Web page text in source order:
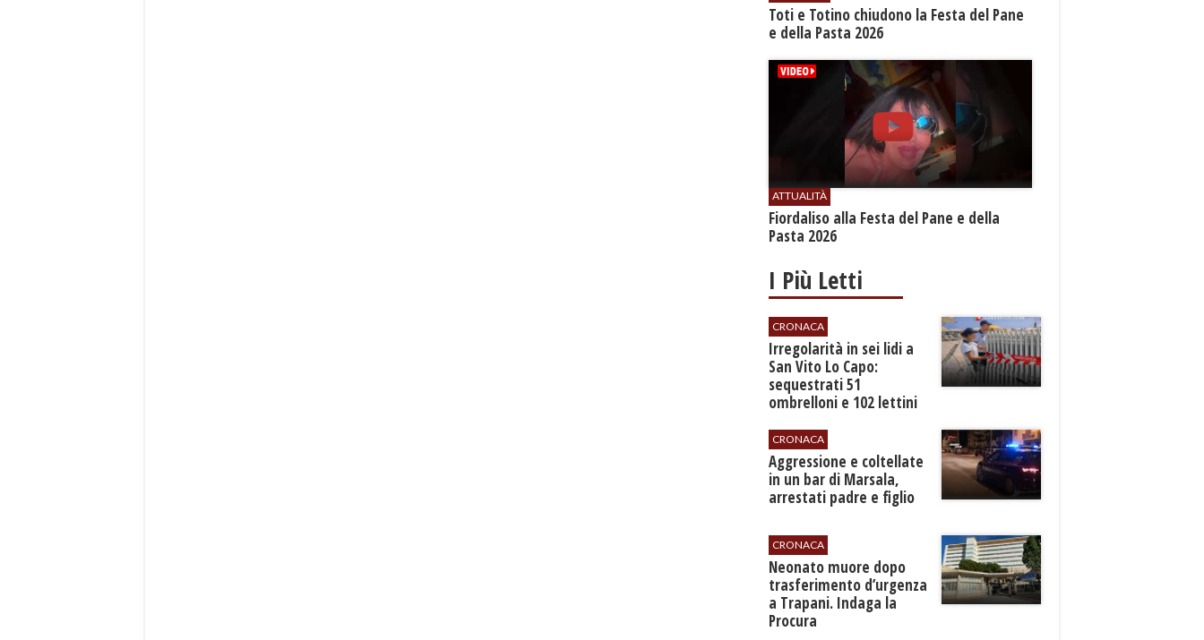
Toti e Totino chiudono la Festa del Pane
e della Pasta 2026
ATTUALITÀ
Fiordaliso alla Festa del Pane e della
Pasta 2026
I Più Letti
CRONACA
Irregolarità in sei lidi a
San Vito Lo Capo:
sequestrati 51
ombrelloni e 102 lettini
CRONACA
​Aggressione e coltellate
in un bar di Marsala,
arrestati padre e figlio
CRONACA
​Neonato muore dopo
trasferimento d’urgenza
a Trapani. Indaga la
Procura